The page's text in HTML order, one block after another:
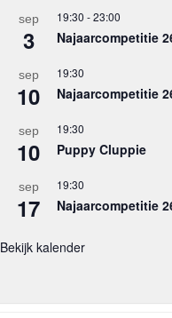
sep
3
19:30 -23:00
Najaarcompetitie
sep
10
19:30
Najaarcompetitie
sep
10
19:30
Puppy Cluppie
sep
17
19:30
Najaarcompetitie
Bekijk kalender